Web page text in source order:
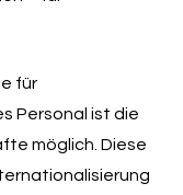
für
Personal ist die
möglich. Diese